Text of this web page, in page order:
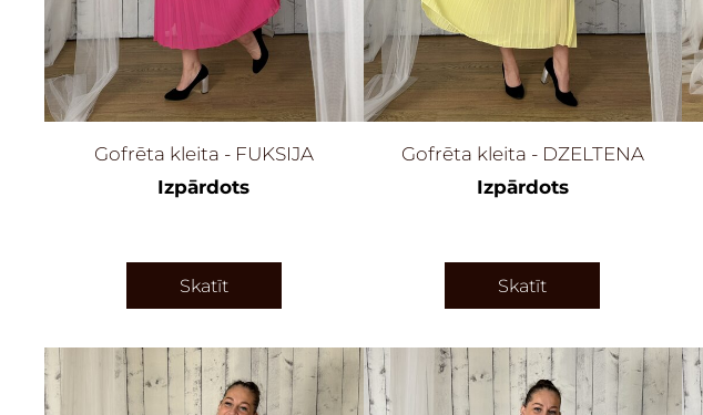
Gofrēta kleita - FUKSIJA
Izpārdots
Skatīt
Gofrēta kleita - DZELTENA
Izpārdots
Skatīt